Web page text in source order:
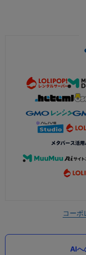
コーポ
AIへ